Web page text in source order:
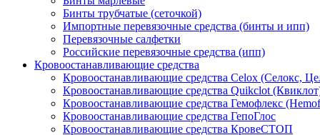
Бинты трубчатые (сеточкой)
Импортные перевязочные средства (бинты и ипп)
Перевязочные салфетки
Российские перевязочные средства (ипп)
Кровоостанавливающие средства
Кровоостанавливающие средства Celox (Селокс,
Кровоостанавливающие средства Quikclot
Кровоостанавливающие средства Гемофлекс
Кровоостанавливающие средства ГепоГлос
Кровоостанавливающие средства КровеСТОП